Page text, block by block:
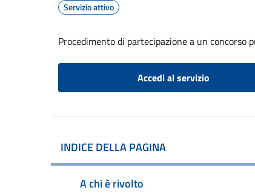
Servizio attivo
Procedimento di partecipazione a un concorso
Accedi al servizio
INDICE DELLA PAGINA
A chi è rivolto